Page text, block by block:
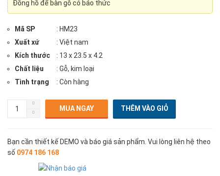
Đồng hồ để bàn gỗ có báo thức
Mã SP
: HM23
Xuất xứ
: Việt nam
Kích thước
: 13 x 23.5 x 4.2
Chất liệu
: Gỗ, kim loại
Tình trạng
: Còn hàng
MUA NGAY
Bạn cần thiết kế DEMO và báo giá sản phẩm. Vui lòng liên hệ theo
số 0974 186 168